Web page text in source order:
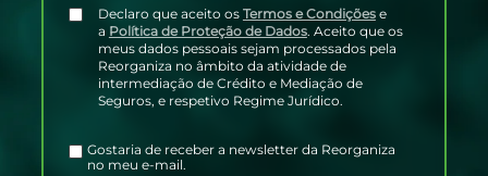
Declaro que aceito os Termos e Condiçõese
a Política de Proteção de Dados. Aceito que os
meus dados pessoais sejam processados pela
Reorganiza no âmbito da atividade de
intermediação de Crédito e Mediação de
Seguros, e respetivo Regime Jurídico.
Gostaria de receber a newsletter da Reorganiza
no meu e-mail.